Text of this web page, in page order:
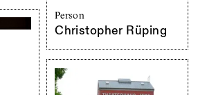
Person
Christopher Rüping